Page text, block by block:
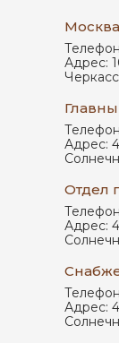
Москва
Адрес:
Адрес:
Отдел
Адрес:
Адрес: